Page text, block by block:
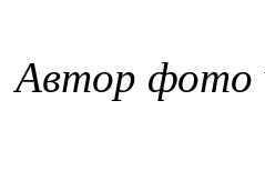
Автор фото